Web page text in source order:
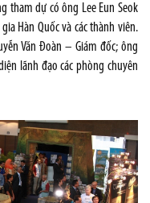
tham dự có ông Lee Eun Seok
Hàn Quốc và các thành viên.
Văn Đoàn – Giám đốc; ông
lãnh đạo các phòng chuyên